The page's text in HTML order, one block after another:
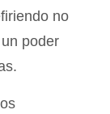
no
poder